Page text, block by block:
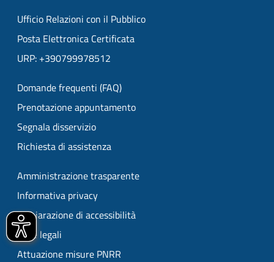
Ufficio Relazioni con il Pubblico
Posta Elettronica Certificata
URP: +390799978512
Domande frequenti (FAQ)
Prenotazione appuntamento
Segnala disservizio
Richiesta di assistenza
Amministrazione trasparente
Informativa privacy
Dichiarazione di accessibilità
Note legali
Attuazione misure PNRR